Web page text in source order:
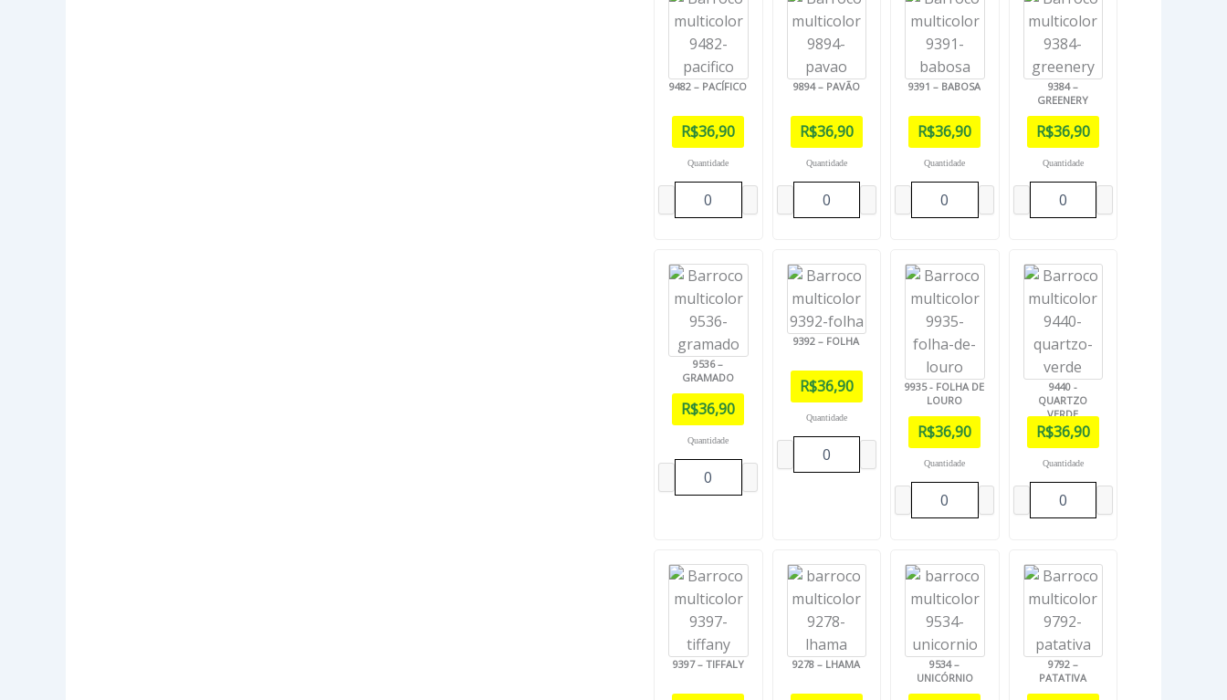
9482 – PACÍFICO
R$36,90
Quantidade
9894 – PAVÃO
R$36,90
Quantidade
9391 – BABOSA
R$36,90
Quantidade
9384 –
GREENERY
R$36,90
Quantidade
9536 –
GRAMADO
R$36,90
Quantidade
9392 – FOLHA
R$36,90
Quantidade
9935 - FOLHA DE
LOURO
R$36,90
Quantidade
9440 -
QUARTZO
VERDE
R$36,90
Quantidade
9397 – TIFFALY 9278 – LHAMA
9534 –
UNICÓRNIO
9792 –
PATATIVA